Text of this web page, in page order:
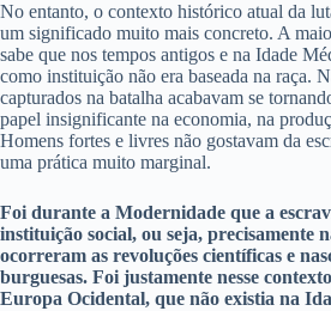
No entanto, o contexto histórico atual da
um significado muito mais concreto. A
sabe que nos tempos antigos e na Idade
como instituição não era baseada na raça.
capturados na batalha acabavam se
papel insignificante na economia, na
Homens fortes e livres não gostavam da
uma prática muito marginal.
Foi durante a Modernidade que a
instituição social, ou seja, precisamente
ocorreram as revoluções científicas e
burguesas. Foi justamente nesse
Europa Ocidental, que não existia na